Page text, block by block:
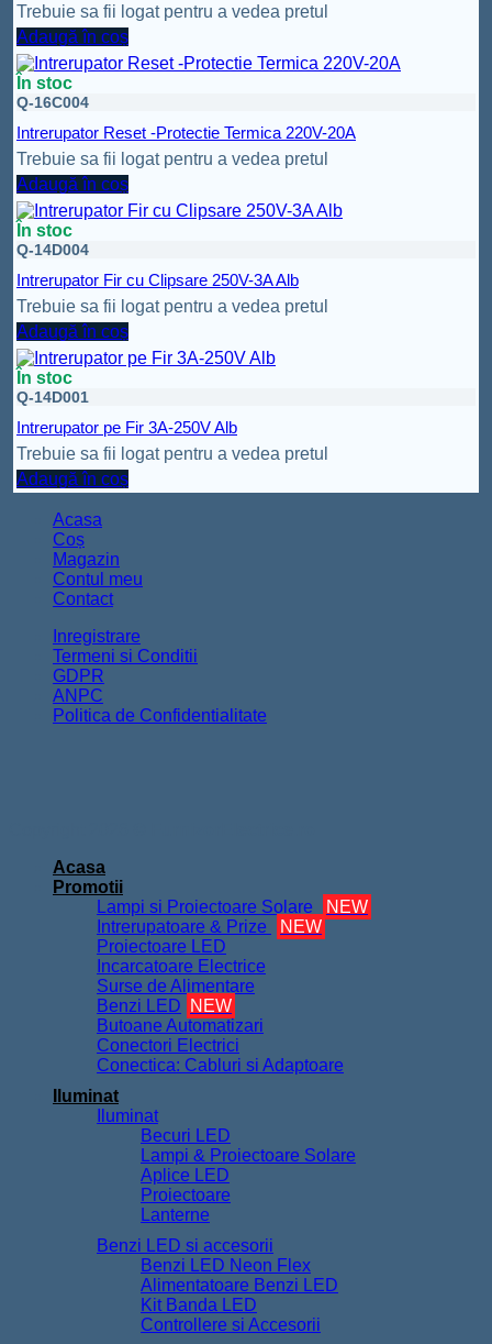
Trebuie sa fii logat pentru a vedea pretul
Adaugă în coș
În stoc
Q-16C004
Intrerupator Reset -Protectie Termica 220V-20A
Trebuie sa fii logat pentru a vedea pretul
Adaugă în coș
În stoc
Q-14D004
Intrerupator Fir cu Clipsare 250V-3A Alb
Trebuie sa fii logat pentru a vedea pretul
Adaugă în coș
În stoc
Q-14D001
Intrerupator pe Fir 3A-250V Alb
Trebuie sa fii logat pentru a vedea pretul
Adaugă în coș
Acasa
Coș
Magazin
Contul meu
Contact
Inregistrare
Termeni si Conditii
GDPR
ANPC
Politica de Confidentialitate
Acasa
Promotii
Lampi si Proiectoare Solare
NEW
Intrerupatoare & Prize
NEW
Proiectoare LED
Incarcatoare Electrice
Surse de Alimentare
Benzi LED
NEW
Butoane Automatizari
Conectori Electrici
Conectica: Cabluri si Adaptoare
Iluminat
Iluminat
Becuri LED
Lampi & Proiectoare Solare
Aplice LED
Proiectoare
Lanterne
Benzi LED si accesorii
Benzi LED Neon Flex
Alimentatoare Benzi LED
Kit Banda LED
Controllere si Accesorii